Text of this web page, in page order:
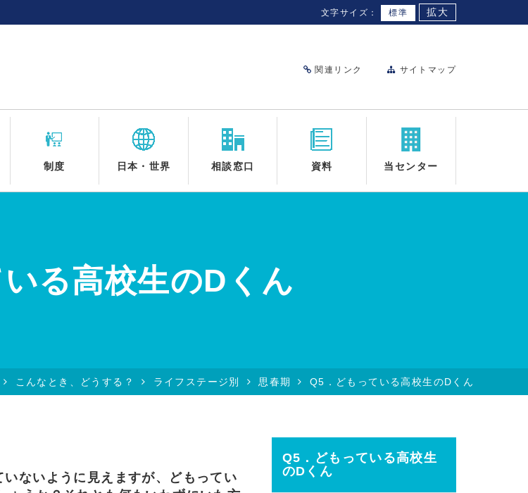
文字サイズ： 標準 拡大
関連リンク サイトマップ
制度 日本・世界 相談窓口 資料 当センター
る高校生のDくん
こんなとき、どうする？ ライフステージ別 思春期 Q5．どもっている高校生のDくん
ないように見えますが、どもってい
Q5．どもっている高校生
のDくん